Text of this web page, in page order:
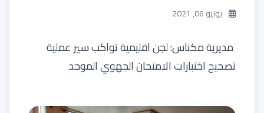
يونيو 06, 2021
مديرية مكناس: لجن اقليمية تواكب سير عملية
تصحيح اختبارات الامتحان الجهوي الموحد